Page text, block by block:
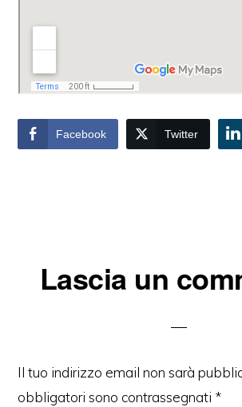
Facebook Twitter
Interazioni
Lascia un
Il tuo indirizzo email non sarà
obbligatori sono contrassegnati *